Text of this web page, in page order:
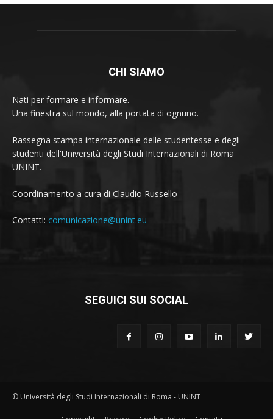
CHI SIAMO
Nati per formare e informare.
Una finestra sul mondo, alla portata di ognuno.
Rassegna stampa internazionale delle studentesse e degli
studenti dell'Università degli Studi Internazionali di Roma
UNINT.
Coordinamento a cura di Claudio Russello
Contatti: comunicazione@unint.eu
SEGUICI SUI SOCIAL
© Università degli Studi Internazionali di Roma - UNINT